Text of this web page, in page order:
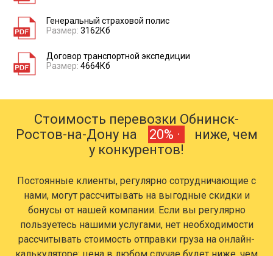
Генеральный страховой полис
Размер: 3162Кб
Договор транспортной экспедиции
Размер: 4664Кб
Стоимость перевозки Обнинск-
Ростов-на-Дону на
20% ·
ниже, чем
у конкурентов!
Постоянные клиенты, регулярно сотрудничающие с
нами, могут рассчитывать на выгодные скидки и
бонусы от нашей компании. Если вы регулярно
пользуетесь нашими услугами, нет необходимости
рассчитывать стоимость отправки груза на онлайн-